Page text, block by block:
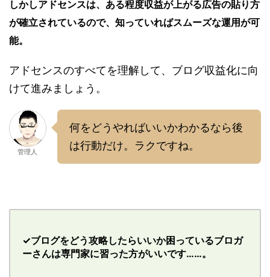
しかしアドセンスは、ある程度収益が上がる広告の貼り方
が確立されているので、知っていればスムーズな運用が可
能。
アドセンスのすべてを理解して、ブログ収益化に向
けて進みましょう。
管理人
何をどうやればいいかわかるなら後
は行動だけ。ラクですね。
✓ブログをどう攻略したらいいか困っているブロガ
ーさんは専門家に習った方がいいです……。